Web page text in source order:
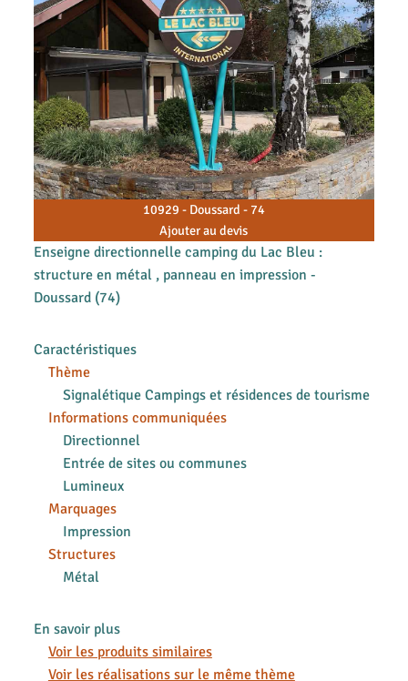
10929 - Doussard - 74
Ajouter au devis
Enseigne directionnelle camping du Lac Bleu :
structure en métal , panneau en impression -
Doussard (74)
Caractéristiques
Thème
Signalétique Campings et résidences de tourisme
Informations communiquées
Directionnel
Entrée de sites ou communes
Lumineux
Marquages
Impression
Structures
Métal
En savoir plus
Voir les produits similaires
Voir les réalisations sur le même thème